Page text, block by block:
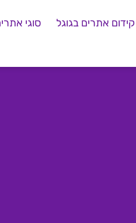
קידום אתרים בגוגל סוגי